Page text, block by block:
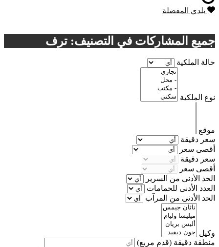
بلدي المفضلة
جميع المشاركات في التصنيف: ترف
حالة الملكية
نوع الملكية
موقع
سعر دقيقة
أقصى سعر
سعر دقيقة
أقصى سعر
الحد الأدنى من السرير
العدد الأدنى للحمامات
الحد الأدنى من المرآب
وكيل
منطقة دقيقة (قدم مربع)